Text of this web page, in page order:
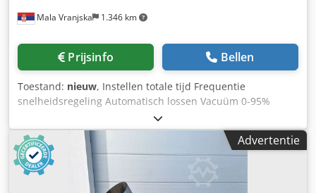
Mala Vranjska 1.346 km
Prijsinfo Bellen
Toestand: nieuw, Instellen totale tijd Frequentie
snelheidsregeling Automatisch lossen Vacuüm 0-95%
Vacuümsysteem filter Afmetingen van de machine in cm:
Lengte: 300 Breedte: 180 Hoogte: 200 Elektrisch vermogen:
7,5 kW Csdpfx Aeul T Icocwsha
Advertentie